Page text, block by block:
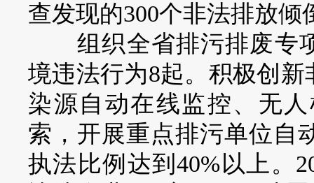
查发现的300个非法排放倾
组织全省排污排废专项
境违法行为8起。积极创
染源自动在线监控、无
索，开展重点排污单位自
执法比例达到40%以上。